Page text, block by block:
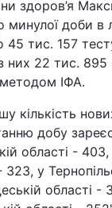
здоров’я
минулої доби в
45 тис. 157
них 22 тис.
ІФА.
кількість
добу
області -
323, у
області -